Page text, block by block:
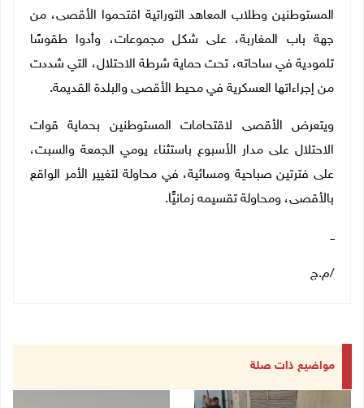
المستوطنين وطلاب المعاهد التوراتية اقتحموا الأقصى، من
جهة باب المغاربة، على شكل مجموعات، وأدوا طقوسًا
تلمودية في ساحاته، تحت حماية شرطة الاحتلال، التي شددت
من إجراءاتها العسكرية في محيط الأقصى والبلدة القديمة.
ويتعرض الأقصى لاقتحامات المستوطنين بحماية قوات
الاحتلال على مدار الأسبوع باستثناء يومي الجمعة والسبت،
على فترتين صباحية ومسائية، في محاولة لتغيير الأمر الواقع
بالأقصى، ومحاولة تقسيمه زمانيًّا.
ــ
/م.ج
مواضيع ذات صلة